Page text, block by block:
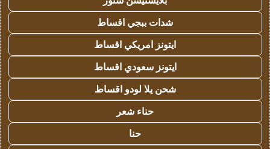
شدات ببجي اقساط
ايتونز امريكي اقساط
ايتونز سعودي اقساط
شحن يلا لودو اقساط
حناء شعر
حنا